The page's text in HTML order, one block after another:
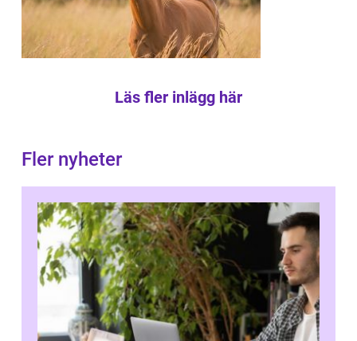
Läs fler inlägg här
Fler nyheter